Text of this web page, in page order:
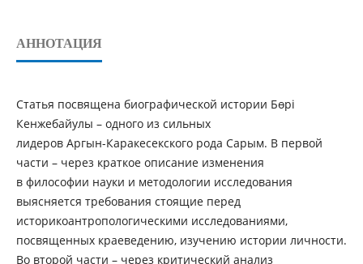
АННОТАЦИЯ
Статья посвящена биографической истории Бөрі
Кенжебайулы – одного из сильных
лидеров Аргын-Каракесекского рода Сарым. В первой
части – через краткое описание изменения
в философии науки и методологии исследования
выясняется требования стоящие перед
историкоантропологическими исследованиями,
посвященных краеведению, изучению истории личности.
Во второй части – через критический анализ